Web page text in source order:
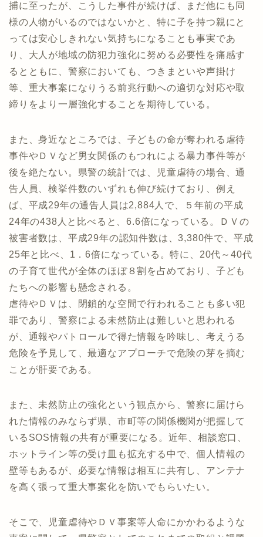
捕に至ったが、こうした事件が続けば、まだ他にも同
様の人物がいるのではないかと、特に子を持つ親にと
っては安心しきれない気持ちになることも事実であ
り、大人が地域の防犯力強化に努める必要性を痛感す
るとともに、警察においても、つきまといや声掛け
等、重大事案になりうる前兆行動への適切な対応や取
締りをより一層強化することを期待している。
また、身近なところでは、子どもの命が奪われる虐待
事件やＤＶなど男女関係のもつれによる暴力事件等が
後を絶たない。県警の統計では、児童虐待の場合、通
告人員、検挙件数のいずれも伸び続けており、例え
ば、平成29年の通告人員は2,884人で、５年前の平成
24年の438人と比べると、6.6倍になっている。ＤＶの
被害者数は、平成29年の認知件数は、3,380件で、平成
25年と比べ、1．6倍になっている。特に、20代～40代
の子育て世代が全体のほぼ８割を占めており、子ども
たちへの影響も懸念される。
虐待やＤＶは、閉鎖的な空間で行われることも多い犯
罪であり、警察による未然防止は難しいと思われる
が、通報やパトロールで得た情報を吟味し、考えうる
危険を予見して、最適なアプローチで危険の芽を摘む
ことが肝要である。
また、未然防止の強化という観点から、警察に届けら
れた情報のみならず県、市町等の関係機関が把握して
いるSOS情報の共有が重要になる。近年、相談窓口、
ホットライン等の受け皿も拡充する中で、個人情報の
壁等もあるが、必要な情報は相互に共有し、アンテナ
を高く張って重大事案化を防いでもらいたい。
そこで、児童虐待やＤＶ事案等人命にかかわるような